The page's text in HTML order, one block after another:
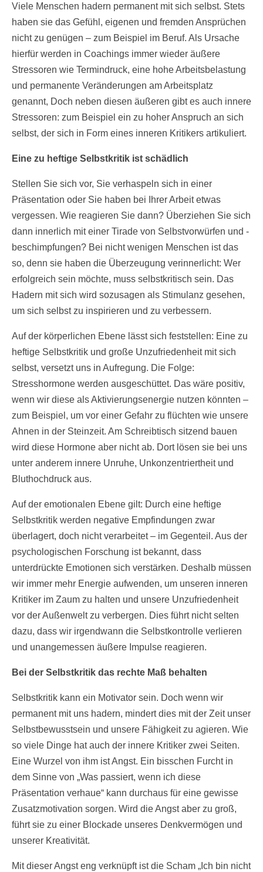
Viele Menschen hadern permanent mit sich selbst. Stets
haben sie das Gefühl, eigenen und fremden Ansprüchen
nicht zu genügen – zum Beispiel im Beruf. Als Ursache
hierfür werden in Coachings immer wieder äußere
Stressoren wie Termindruck, eine hohe Arbeitsbelastung
und permanente Veränderungen am Arbeitsplatz
genannt, Doch neben diesen äußeren gibt es auch innere
Stressoren: zum Beispiel ein zu hoher Anspruch an sich
selbst, der sich in Form eines inneren Kritikers artikuliert.
Eine zu heftige Selbstkritik ist schädlich
Stellen Sie sich vor, Sie verhaspeln sich in einer
Präsentation oder Sie haben bei Ihrer Arbeit etwas
vergessen. Wie reagieren Sie dann? Überziehen Sie sich
dann innerlich mit einer Tirade von Selbstvorwürfen und -
beschimpfungen? Bei nicht wenigen Menschen ist das
so, denn sie haben die Überzeugung verinnerlicht: Wer
erfolgreich sein möchte, muss selbstkritisch sein. Das
Hadern mit sich wird sozusagen als Stimulanz gesehen,
um sich selbst zu inspirieren und zu verbessern.
Auf der körperlichen Ebene lässt sich feststellen: Eine zu
heftige Selbstkritik und große Unzufriedenheit mit sich
selbst, versetzt uns in Aufregung. Die Folge:
Stresshormone werden ausgeschüttet. Das wäre positiv,
wenn wir diese als Aktivierungsenergie nutzen könnten –
zum Beispiel, um vor einer Gefahr zu flüchten wie unsere
Ahnen in der Steinzeit. Am Schreibtisch sitzend bauen
wird diese Hormone aber nicht ab. Dort lösen sie bei uns
unter anderem innere Unruhe, Unkonzentriertheit und
Bluthochdruck aus.
Auf der emotionalen Ebene gilt: Durch eine heftige
Selbstkritik werden negative Empfindungen zwar
überlagert, doch nicht verarbeitet – im Gegenteil. Aus der
psychologischen Forschung ist bekannt, dass
unterdrückte Emotionen sich verstärken. Deshalb müssen
wir immer mehr Energie aufwenden, um unseren inneren
Kritiker im Zaum zu halten und unsere Unzufriedenheit
vor der Außenwelt zu verbergen. Dies führt nicht selten
dazu, dass wir irgendwann die Selbstkontrolle verlieren
und unangemessen äußere Impulse reagieren.
Bei der Selbstkritik das rechte Maß behalten
Selbstkritik kann ein Motivator sein. Doch wenn wir
permanent mit uns hadern, mindert dies mit der Zeit unser
Selbstbewusstsein und unsere Fähigkeit zu agieren. Wie
so viele Dinge hat auch der innere Kritiker zwei Seiten.
Eine Wurzel von ihm ist Angst. Ein bisschen Furcht in
dem Sinne von „Was passiert, wenn ich diese
Präsentation verhaue“ kann durchaus für eine gewisse
Zusatzmotivation sorgen. Wird die Angst aber zu groß,
führt sie zu einer Blockade unseres Denkvermögen und
unserer Kreativität.
Mit dieser Angst eng verknüpft ist die Scham „Ich bin nicht